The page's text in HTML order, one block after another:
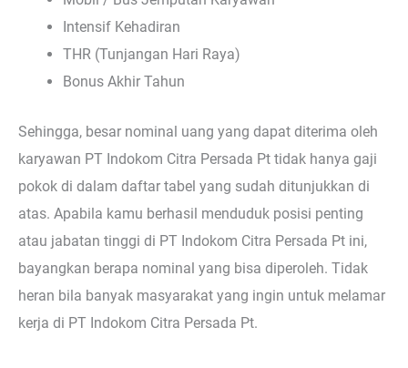
Intensif Kehadiran
THR (Tunjangan Hari Raya)
Bonus Akhir Tahun
Sehingga, besar nominal uang yang dapat diterima oleh
karyawan PT Indokom Citra Persada Pt tidak hanya gaji
pokok di dalam daftar tabel yang sudah ditunjukkan di
atas. Apabila kamu berhasil menduduk posisi penting
atau jabatan tinggi di PT Indokom Citra Persada Pt ini,
bayangkan berapa nominal yang bisa diperoleh. Tidak
heran bila banyak masyarakat yang ingin untuk melamar
kerja di PT Indokom Citra Persada Pt.